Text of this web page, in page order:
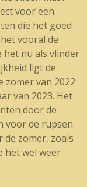
voor een
die het goed
vooral de
het nu als vlinder
ligt de
zomer van 2022
van 2023. Het
door de
voor de rupsen.
zomer, zoals
het wel weer